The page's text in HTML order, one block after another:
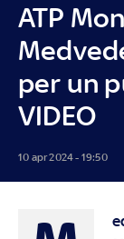
ATP
per un
VIDEO
10 apr 2024 - 19:50